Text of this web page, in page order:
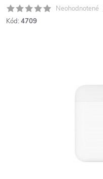
Neohodnotené
Kód: 4709